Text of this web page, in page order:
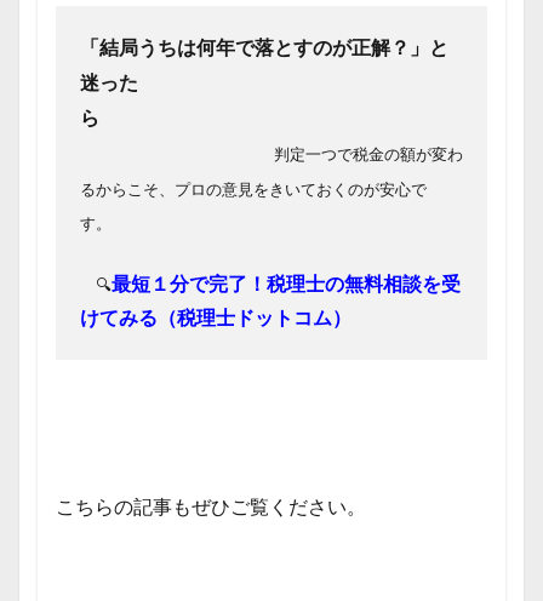
「結局うちは何年で落とすのが正解？」と
迷った
ら
判定一つで税金の額が変わ
るからこそ、プロの意見をきいておくのが安心で
す。
🔍最短１分で完了！税理士の無料相談を受
けてみる（税理士ドットコム）
こちらの記事もぜひご覧ください。